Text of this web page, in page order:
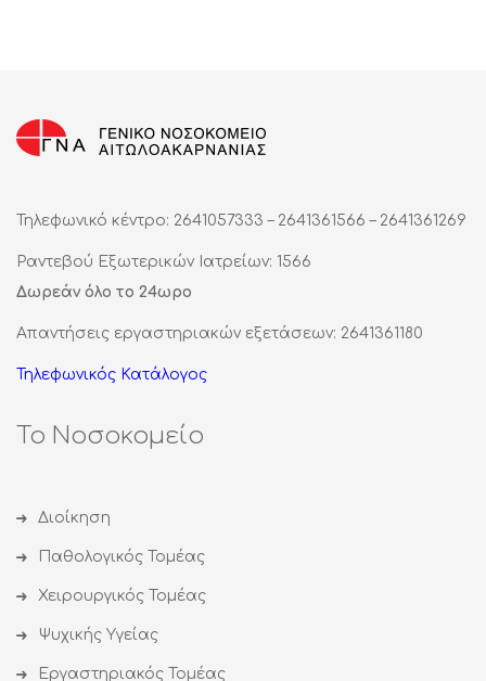
Τηλεφωνικό κέντρο: 2641057333 – 2641361566 – 2641361269
Ραντεβού Εξωτερικών Ιατρείων: 1566
Δωρεάν όλο το 24ωρο
Απαντήσεις εργαστηριακών εξετάσεων: 2641361180
Τηλεφωνικός Κατάλογος
Το Νοσοκομείο
Διοίκηση
Παθολογικός Τομέας
Χειρουργικός Τομέας
Ψυχικής Υγείας
Εργαστηριακός Τομέας